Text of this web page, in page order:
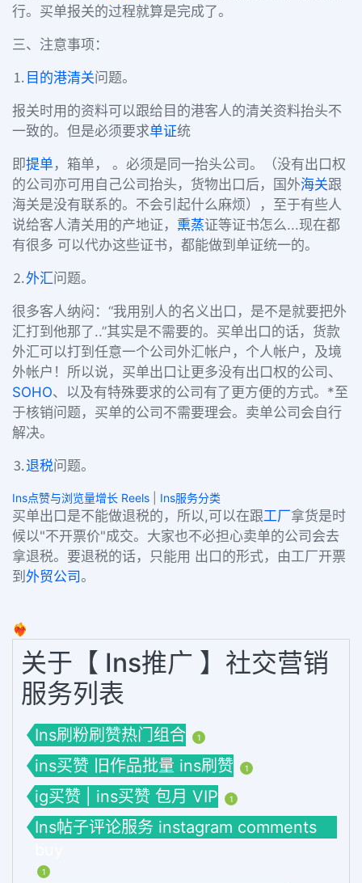
行。买单报关的过程就算是完成了。
三、注意事项：
⒈ 目的港清关问题。
报关时用的资料可以跟给目的港客人的清关资料抬头不
一致的。但是必须要求单证统
即提单，箱单， 。必须是同一抬头公司。（没有出口权
的公司亦可用自己公司抬头，货物出口后，国外海关跟
海关是没有联系的。不会引起什么麻烦），至于有些人
说给客人清关用的产地证， 熏蒸证等证书怎么...现在都
有很多 可以代办这些证书，都能做到单证统一的。
⒉外汇问题。
很多客人纳闷：“我用别人的名义出口，是不是就要把外
汇打到他那了..”其实是不需要的。买单出口的话，货款
外汇可以打到任意一个公司外汇帐户，个人帐户，及境
外帐户！所以说，买单出口让更多没有出口权的公司、
SOHO、以及有特殊要求的公司有了更方便的方式。*至
于核销问题，买单的公司不需要理会。卖单公司会自行
解决。
⒊退税问题。
Ins点赞与浏览量增长 Reels Ins服务分类
买单出口是不能做退税的，所以,可以在跟工厂拿货是时
候以"不开票价"成交。大家也不必担心卖单的公司会去
拿退税。要退税的话，只能用 出口的形式，由工厂开票
到 外贸公司。
❤️‍🔥
关于【 Ins推广 】社交营销
服务列表
Ins刷粉刷赞热门组合 1
ins买赞 旧作品批量 ins刷赞 1
ig买赞 | ins买赞 包月 VIP 1
Ins帖子评论服务 instagram comments
1